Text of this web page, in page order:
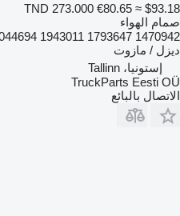
TND 273.000 €80.65 ≈ $93.18
صمام الهواء
1943011 1793647 1470942
ديزل / مازوت
إستونيا، Tallinn
TruckParts Eesti OÜ
الاتصال بالبائع